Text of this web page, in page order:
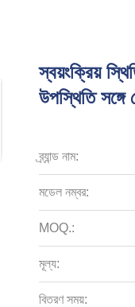
স্বয়ংক্রিয়
উপস্থিতি সঙ্গে
ব্র্যান্ড নাম:
মডেল নম্বর:
MOQ.:
মূল্য:
বিতরণ সময়: